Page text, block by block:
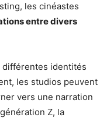
les cinéastes
entre divers
différentes identités
les studios peuvent
vers une narration
Z, la